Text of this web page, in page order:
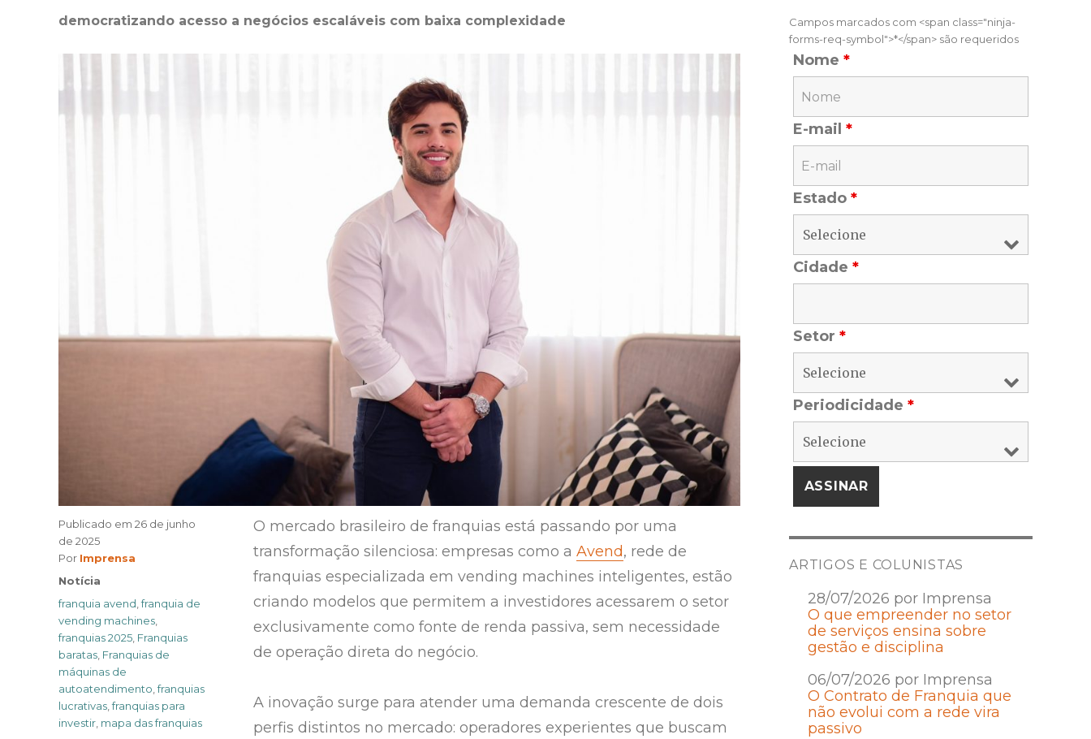
democratizando acesso a negócios escaláveis com baixa complexidade
O mercado brasileiro de franquias está passando por uma
transformação silenciosa: empresas como a Avend, rede de
franquias especializada em vending machines inteligentes, estão
criando modelos que permitem a investidores acessarem o setor
exclusivamente como fonte de renda passiva, sem necessidade
de operação direta do negócio.
A inovação surge para atender uma demanda crescente de dois
perfis distintos no mercado: operadores experientes que buscam
Publicado em 26 de junho
de 2025
Por Author
Imprensa
Categories
Notícia
Tags
franquia avend ,franquia de
vending machines
franquias 2025 Franquias
baratas Franquias de
máquinas de
autoatendimento ,franquias
lucrativas ,franquias para
investir mapa das franquias
Campos marcados com <span class="ninja-
forms-req-symbol">*</span> são requeridos
Nome *
E-mail *
Estado *
Cidade *
Setor *
Periodicidade *
ARTIGOS E COLUNISTAS
28/07/2026 por Imprensa
O que empreender no setor
de serviços ensina sobre
gestão e disciplina
06/07/2026 por Imprensa
O Contrato de Franquia que
não evolui com a rede vira
passivo